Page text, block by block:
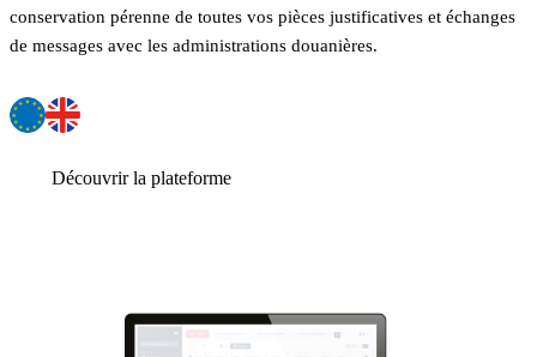
conservation pérenne de toutes vos pièces justificatives et échanges
de messages avec les administrations douanières.
Découvrir la plateforme